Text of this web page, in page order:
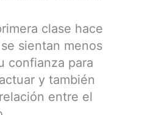
clase hace
sientan menos
confianza para
y también
entre el